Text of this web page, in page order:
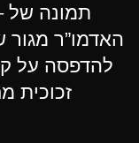
האדמו”ר מגור
להדפסה על
זכוכית